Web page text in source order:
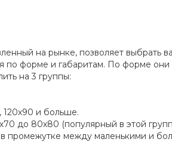
на рынке, позволяет выбрать
по форме и габаритам. По форме они
на 3 группы:
и больше.
до 80х80 (популярный в этой
промежутке между маленькими и